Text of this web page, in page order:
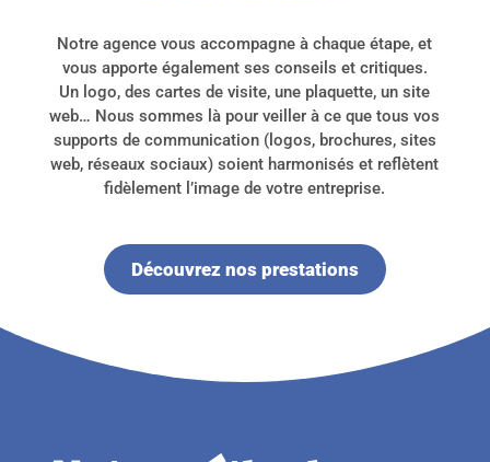
Notre agence vous accompagne à chaque étape, et
vous apporte également ses conseils et critiques.
Un logo, des cartes de visite, une plaquette, un site
web… Nous sommes là pour veiller à ce que tous vos
supports de communication (logos, brochures, sites
web, réseaux sociaux) soient harmonisés et reflètent
fidèlement l’image de votre entreprise.
Découvrez nos prestations